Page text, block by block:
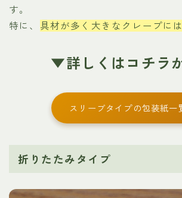
す。
特に、 具材が多く大きなクレープに
▼詳しくはコチラ
スリーブタイプの包装紙一
折りたたみタイプ